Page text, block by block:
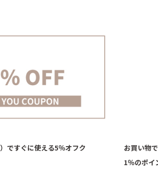
ですぐに使える5％オフク
お買い物
1％のポイ